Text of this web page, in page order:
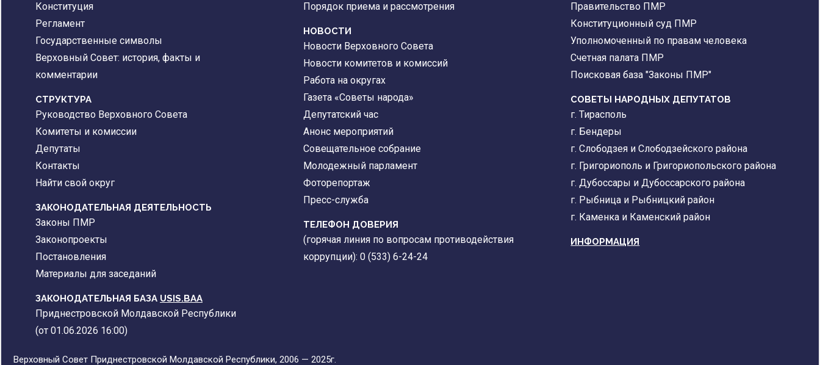
Конституция
Регламент
Государственные символы
Верховный Совет: история, факты и
комментарии
CТРУКТУРА
Руководство Верховного Совета
Комитеты и комиссии
Депутаты
Контакты
Найти свой округ
ЗАКОНОДАТЕЛЬНАЯ ДЕЯТЕЛЬНОСТЬ
Законы ПМР
Законопроекты
Постановления
Материалы для заседаний
ЗАКОНОДАТЕЛЬНАЯ БАЗА USIS.BAA
Приднестровской Молдавской Республики
(от 01.06.2026 16:00)
Порядок приема и рассмотрения
НОВОСТИ
Новости Верховного Совета
Новости комитетов и комиссий
Работа на округах
Газета «Советы народа»
Депутатский час
Анонс мероприятий
Совещательное собрание
Молодежный парламент
Фоторепортаж
Пресс-служба
ТЕЛЕФОН ДОВЕРИЯ
(горячая линия по вопросам противодействия
коррупции): 0 (533) 6-24-24
Правительство ПМР
Конституционный суд ПМР
Уполномоченный по правам человека
Счетная палата ПМР
Поисковая база "Законы ПМР"
СОВЕТЫ НАРОДНЫХ ДЕПУТАТОВ
г. Тирасполь
г. Бендеры
г. Слободзея и Слободзейского района
г. Григориополь и Григориопольского района
г. Дубоссары и Дубоссарского района
г. Рыбница и Рыбницкий район
г. Каменка и Каменский район
ИНФОРМАЦИЯ
Верховный Совет Приднестровской Молдавской Республики, 2006 — 2025г.